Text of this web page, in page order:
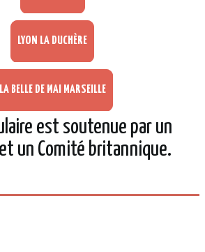
LYON LA DUCHÈRE
LA BELLE DE MAI MARSEILLE
est soutenue par un
un Comité britannique.